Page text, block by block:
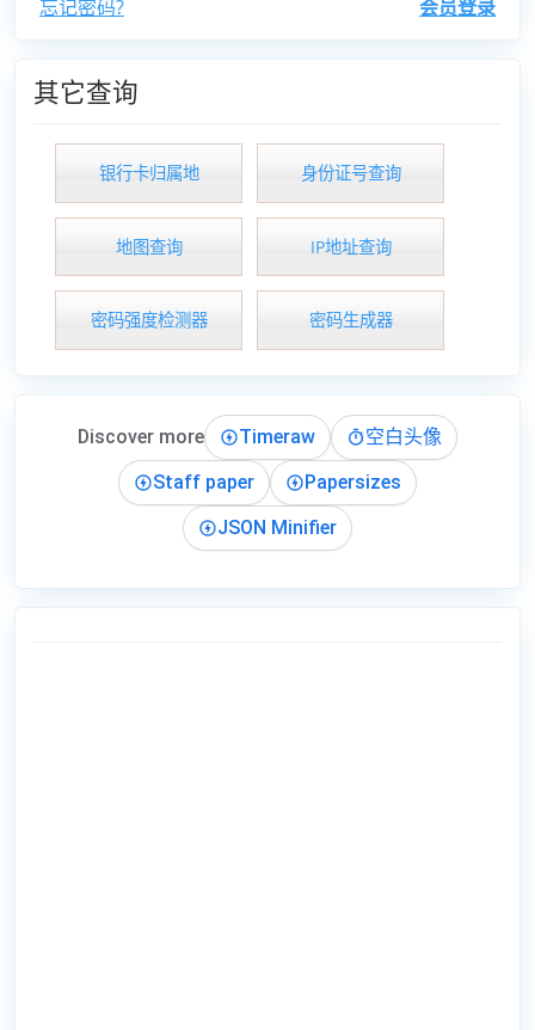
会员登录
忘记密码?
其它查询
银行卡归属地 身份证号查询
地图查询 IP地址查询
密码强度检测器 密码生成器
Discover more Timeraw
空白头像
Staff paper
Papersizes
JSON Minifier